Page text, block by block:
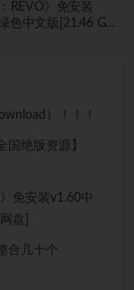
REVO》免安装
色中文版[21.46 GB]
）！！！
国绝版资源】
免安装v1.60中
盘]
合几十个